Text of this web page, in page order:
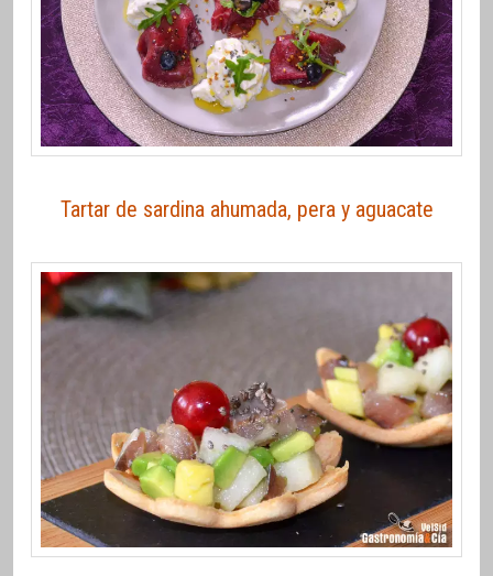
Tartar de sardina ahumada, pera y aguacate